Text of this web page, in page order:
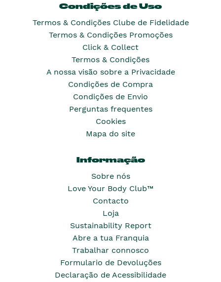
Condições de Uso
Termos & Condições Clube de Fidelidade
Termos & Condições Promoções
Click & Collect
Termos & Condições
A nossa visão sobre a Privacidade
Condições de Compra
Condições de Envio
Perguntas frequentes
Cookies
Mapa do site
Informação
Sobre nós
Love Your Body Club™
Contacto
Loja
Sustainability Report
Abre a tua Franquia
Trabalhar connosco
Formulario de Devoluções
Declaração de Acessibilidade